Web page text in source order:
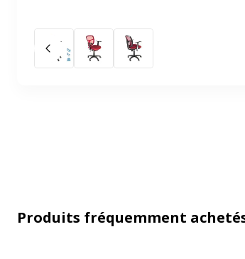
Slide précédent
Produits fréquemment